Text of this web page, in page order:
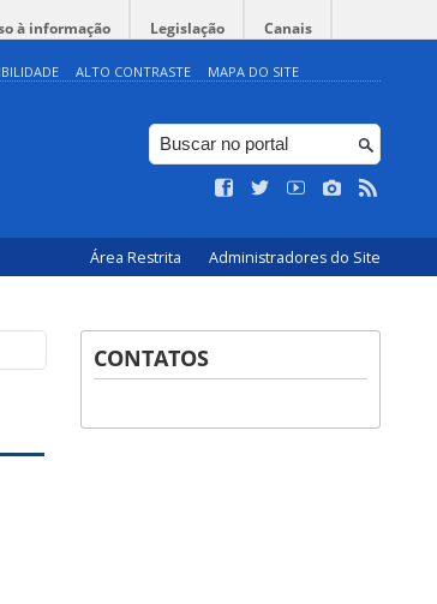
à informação Legislação Canais
ALTO CONTRASTE MAPA DO SITE
Área Restrita Administradores do Site
CONTATOS